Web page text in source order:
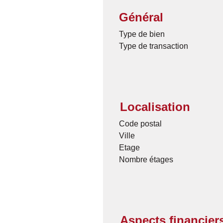
Général
Type de bien
Type de transaction
Localisation
Code postal
Ville
Etage
Nombre étages